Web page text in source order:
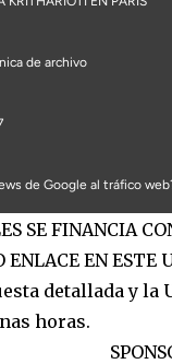
SE FINANCIA
ENLACE EN
detallada y la
horas.